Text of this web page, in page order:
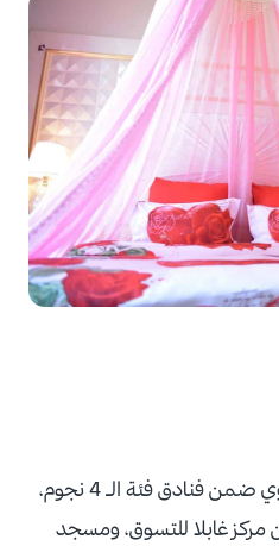
يُصنف فندق قافقاز كارافانساوي ضمن فنادق فئة الـ 4 نجوم،
مركز غابلا للتسوق، ومسجد